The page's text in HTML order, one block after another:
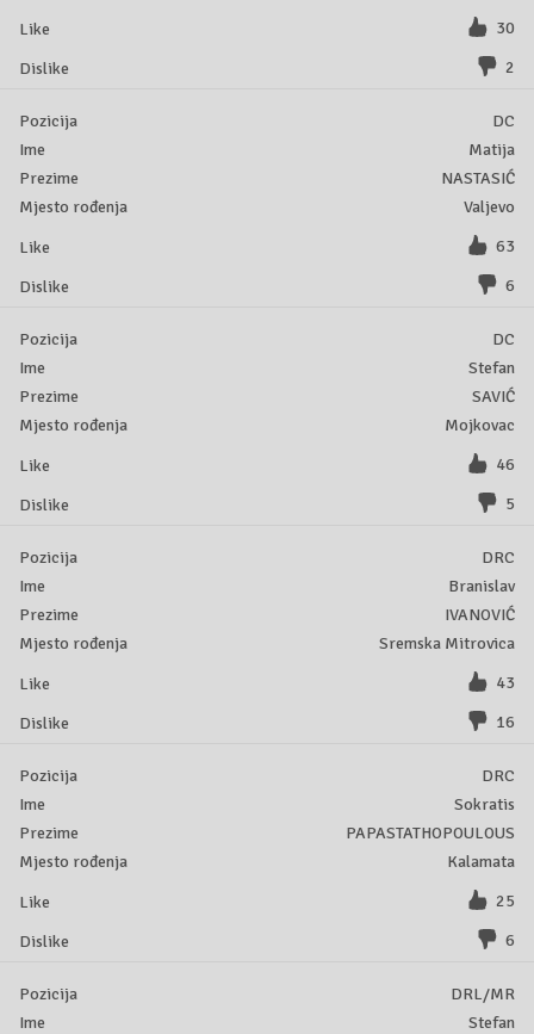
30
2
DC
Matija
NASTASIĆ
Valjevo
63
6
DC
Stefan
SAVIĆ
Mojkovac
46
5
DRC
Branislav
IVANOVIĆ
Sremska Mitrovica
43
16
DRC
Sokratis
PAPASTATHOPOULOUS
Kalamata
25
6
DRL/MR
Stefan